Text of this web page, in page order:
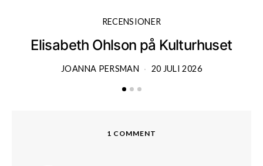
RECENSIONER
Elisabeth Ohlson på Kulturhuset
JOANNA PERSMAN 20 JULI 2026
1 COMMENT